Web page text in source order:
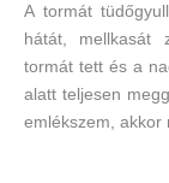
A tormát
hátát, mellkasát
tormát tett és a
alatt teljesen
emlékszem, akkor